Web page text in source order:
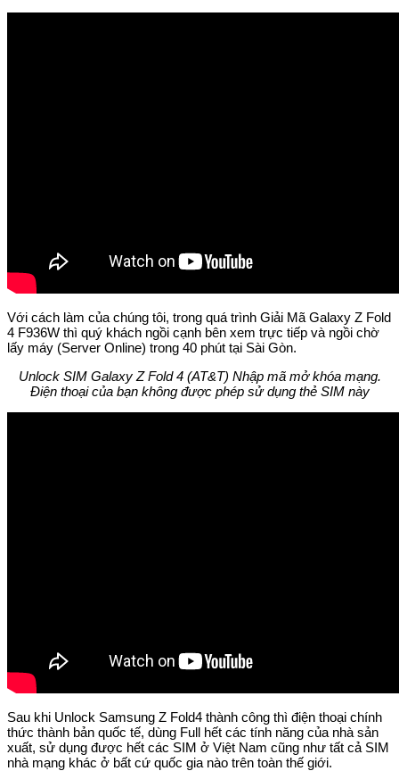
Với cách làm của chúng tôi, trong quá trình Giải Mã Galaxy Z Fold
4 F936W thì quý khách ngồi cạnh bên xem trực tiếp và ngồi chờ
lấy máy (Server Online) trong 40 phút tại Sài Gòn.
Unlock SIM Galaxy Z Fold 4 (AT&T) Nhập mã mở khóa mạng.
Điện thoại của bạn không được phép sử dụng thẻ SIM này
Sau khi Unlock Samsung Z Fold4 thành công thì điện thoại chính
thức thành bản quốc tế, dùng Full hết các tính năng của nhà sản
xuất, sử dụng được hết các SIM ở Việt Nam cũng như tất cả SIM
nhà mạng khác ở bất cứ quốc gia nào trên toàn thế giới.